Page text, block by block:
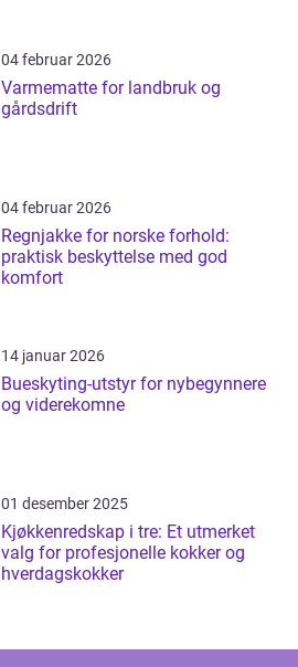
04 februar 2026
Varmematte for landbruk og
gårdsdrift
04 februar 2026
Regnjakke for norske forhold:
praktisk beskyttelse med god
komfort
14 januar 2026
Bueskyting-utstyr for nybegynnere
og viderekomne
01 desember 2025
Kjøkkenredskap i tre: Et utmerket
valg for profesjonelle kokker og
hverdagskokker